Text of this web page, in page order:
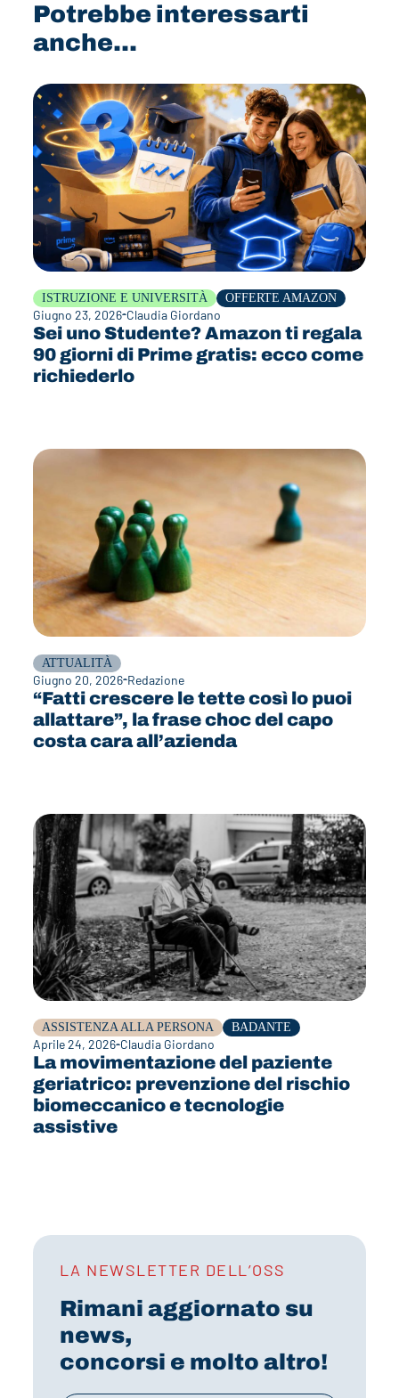
Potrebbe interessarti
anche...
ISTRUZIONE E UNIVERSITÀ OFFERTE AMAZON
Giugno 23, 2026 Claudia Giordano
Sei uno Studente? Amazon ti regala
90 giorni di Prime gratis: ecco come
richiederlo
ATTUALITÀ
Giugno 20, 2026 Redazione
“Fatti crescere le tette così lo puoi
allattare”, la frase choc del capo
costa cara all’azienda
ASSISTENZA ALLA PERSONA BADANTE
Aprile 24, 2026 Claudia Giordano
La movimentazione del paziente
geriatrico: prevenzione del rischio
biomeccanico e tecnologie
assistive
LA NEWSLETTER DELL’OSS
Rimani aggiornato su
news,
concorsi e molto altro!